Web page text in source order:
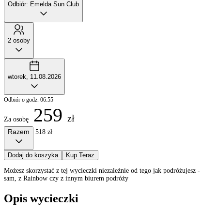
Odbiór: Emelda Sun Club
2 osoby
wtorek, 11.08.2026
Odbiór o godz. 06:55
Za osobę 259 zł
Razem 518 zł
Dodaj do koszyka Kup Teraz
Możesz skorzystać z tej wycieczki niezależnie od tego jak podróżujesz -
sam, z Rainbow czy z innym biurem podróży
Opis wycieczki